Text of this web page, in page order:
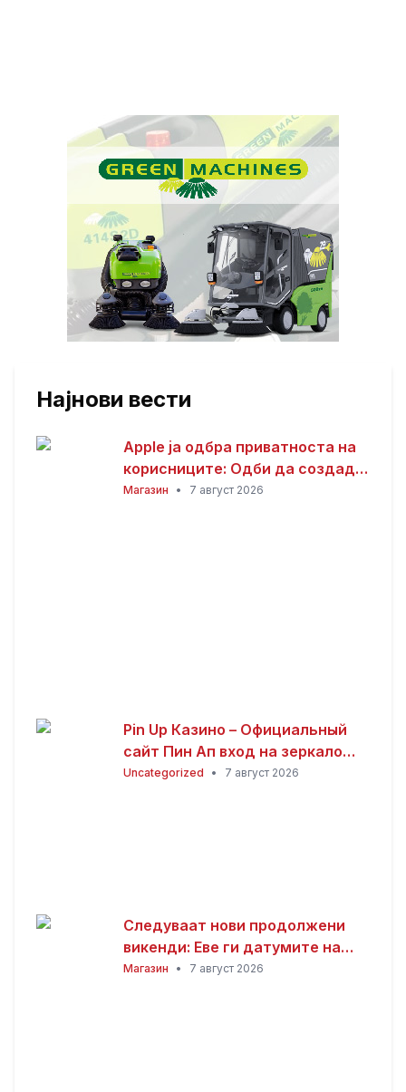
Најнови вести
Apple ја одбра приватноста на
корисниците: Одби да создаде
пристап за полицијата до iCloud
Магазин • 7 август 2026
Pin Up Казино – Официальный
сайт Пин Ап вход на зеркало
(2026)
Uncategorized • 7 август 2026
Следуваат нови продолжени
викенди: Еве ги датумите на
следните неработни денови
Магазин • 7 август 2026